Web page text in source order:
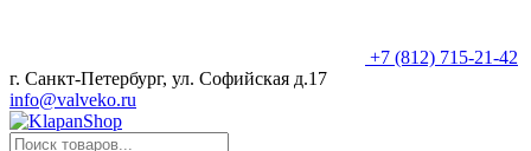
+7 (812) 715-21-42
г. Санкт-Петербург, ул. Софийская д.17
info@valveko.ru